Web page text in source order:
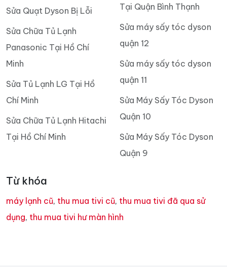
Sửa Quạt Dyson Bị Lỗi
Sửa Chữa Tủ Lạnh
Panasonic Tại Hồ Chí
Minh
Sửa Tủ Lạnh LG Tại Hồ
Chí Minh
Sửa Chữa Tủ Lạnh Hitachi
Tại Hồ Chí Minh
Tại Quận Bình Thạnh
Sửa máy sấy tóc dyson
quận 12
Sửa máy sấy tóc dyson
quận 11
Sửa Máy Sấy Tóc Dyson
Quận 10
Sửa Máy Sấy Tóc Dyson
Quận 9
Từ khóa
máy lạnh cũ, thu mua tivi cũ, thu mua tivi đã qua sử
dụng, thu mua tivi hư màn hình